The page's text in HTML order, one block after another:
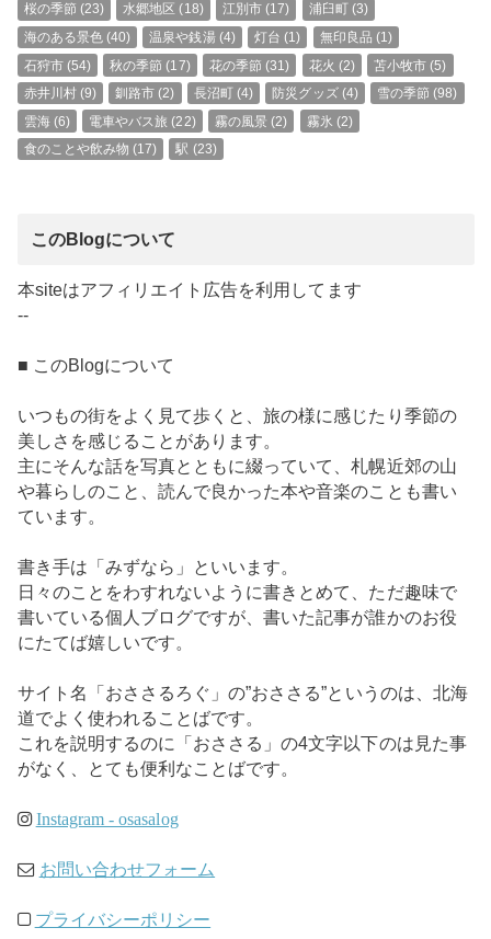
桜の季節 (23) 水郷地区 (18) 江別市 (17) 浦臼町(3)
海のある景色(40) 温泉や銭湯(4) 灯台 (1) 無印良品 (1)
石狩市(54) 秋の季節 (17) 花の季節 (31) 花火 (2) 苫小牧市 (5)
赤井川村(9) 釧路市 (2) 長沼町(4) 防災グッズ(4) 雪の季節 (98)
雲海(6) 電車やバス旅 (22) 霧の風景 (2) 霧氷 (2)
食のことや飲み物 (17) 駅 (23)
このBlogについて
本siteはアフィリエイト広告を利用してます
--
■ このBlogについて
いつもの街をよく見て歩くと、旅の様に感じたり季節の
美しさを感じることがあります。
主にそんな話を写真とともに綴っていて、札幌近郊の山
や暮らしのこと、読んで良かった本や音楽のことも書い
ています。
書き手は「みずなら」といいます。
日々のことをわすれないように書きとめて、ただ趣味で
書いている個人ブログですが、書いた記事が誰かのお役
にたてば嬉しいです。
サイト名「おささるろぐ」の”おささる”というのは、北海
道でよく使われることばです。
これを説明するのに「おささる」の4文字以下のは見た事
がなく、とても便利なことばです。
Instagram - osasalog
お問い合わせフォーム
プライバシーポリシー